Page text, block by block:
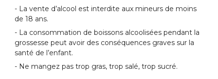
- La vente d’alcool est interdite aux mineurs de moins
de 18 ans.
- La consommation de boissons alcoolisées pendant la
grossesse peut avoir des conséquences graves sur la
santé de l’enfant.
- Ne mangez pas trop gras, trop salé, trop sucré.